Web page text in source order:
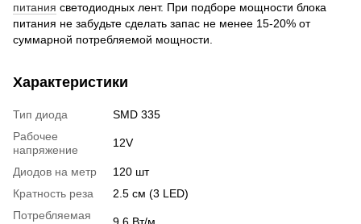
питания светодиодных лент. При подборе мощности блока
питания не забудьте сделать запас не менее 15-20% от
суммарной потребляемой мощности.
Характеристики
Тип диода
SMD 335
Рабочее
напряжение
12V
Диодов на метр
120 шт
Кратность реза
2.5 см (3 LED)
Потребляемая